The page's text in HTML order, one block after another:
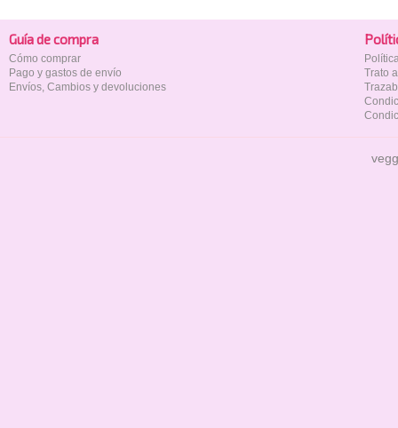
Guía de compra
Cómo comprar
Pago y gastos de envío
Envíos, Cambios y devoluciones
Trato